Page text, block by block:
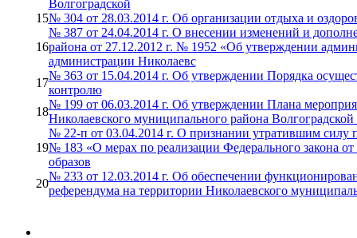
Волгоградской
15№ 304 от 28.03.2014 г. Об организации отдыха и
16
№ 387 от 24.04.2014 г. О внесении изменений и
района от 27.12.2012 г. № 1952 «Об утверждении
администрации Николаевс
17
№ 363 от 15.04.2014 г. Об утверждении Порядка
контролю
18
№ 199 от 06.03.2014 г. Об утверждении Плана
Николаевского муниципального района
19
№ 22-п от 03.04.2014 г. О признании утратившим силу
№ 183 «О мерах по реализации Федерального закона
образов
20
№ 233 от 12.03.2014 г. Об обеспечении
референдума на территории Николаевского